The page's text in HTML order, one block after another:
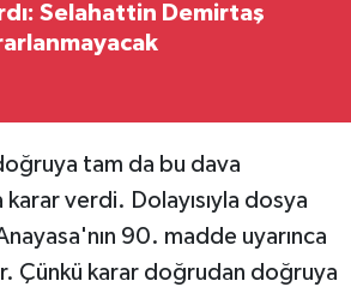
Selahattin Demirtaş
tam da bu dava
karar verdi. Dolayısıyla dosya
90. madde uyarınca
Çünkü karar doğrudan doğruya